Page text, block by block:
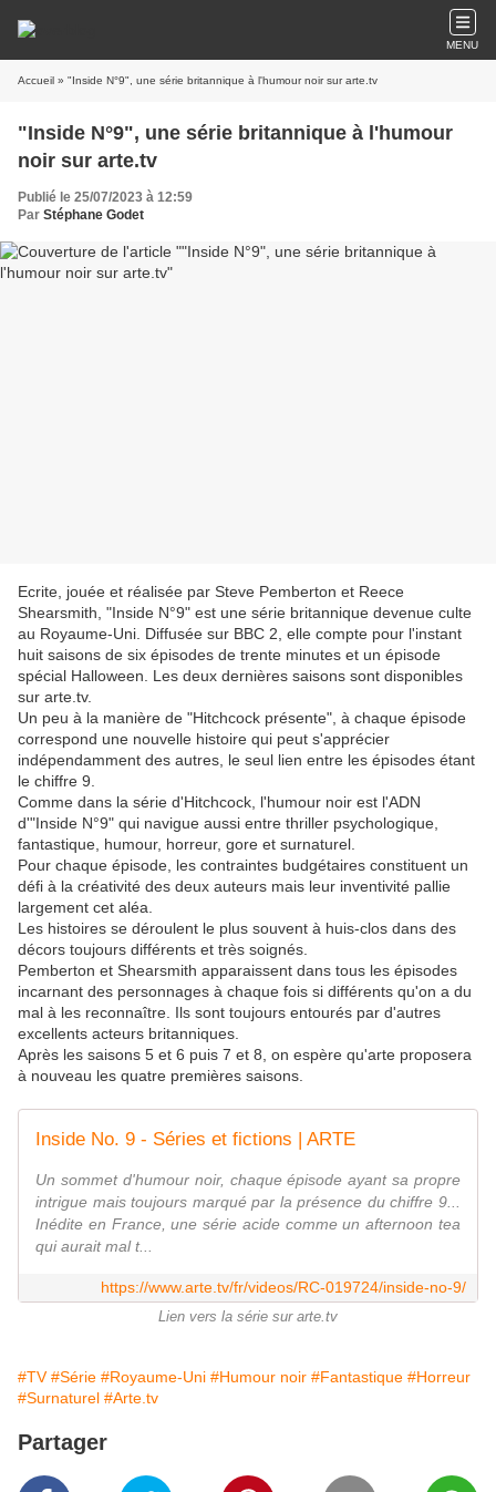
MENU
Accueil » "Inside N°9", une série britannique à l'humour noir sur arte.tv
"Inside N°9", une série britannique à l'humour
noir sur arte.tv
Publié le 25/07/2023 à 12:59
Par Stéphane Godet
Ecrite, jouée et réalisée par Steve Pemberton et Reece
Shearsmith, "Inside N°9" est une série britannique devenue culte
au Royaume-Uni. Diffusée sur BBC 2, elle compte pour l'instant
huit saisons de six épisodes de trente minutes et un épisode
spécial Halloween. Les deux dernières saisons sont disponibles
sur arte.tv.
Un peu à la manière de "Hitchcock présente", à chaque épisode
correspond une nouvelle histoire qui peut s'apprécier
indépendamment des autres, le seul lien entre les épisodes étant
le chiffre 9.
Comme dans la série d'Hitchcock, l'humour noir est l'ADN
d'"Inside N°9" qui navigue aussi entre thriller psychologique,
fantastique, humour, horreur, gore et surnaturel.
Pour chaque épisode, les contraintes budgétaires constituent un
défi à la créativité des deux auteurs mais leur inventivité pallie
largement cet aléa.
Les histoires se déroulent le plus souvent à huis-clos dans des
décors toujours différents et très soignés.
Pemberton et Shearsmith apparaissent dans tous les épisodes
incarnant des personnages à chaque fois si différents qu'on a du
mal à les reconnaître. Ils sont toujours entourés par d'autres
excellents acteurs britanniques.
Après les saisons 5 et 6 puis 7 et 8, on espère qu'arte proposera
à nouveau les quatre premières saisons.
Inside No. 9 - Séries et fictions | ARTE
Un sommet d'humour noir, chaque épisode ayant sa propre
intrigue mais toujours marqué par la présence du chiffre 9...
Inédite en France, une série acide comme un afternoon tea
qui aurait mal t...
https://www.arte.tv/fr/videos/RC-019724/inside-no-9/
Lien vers la série sur arte.tv
#TV #Série #Royaume-Uni #Humour noir #Fantastique #Horreur
#Surnaturel #Arte.tv
Partager